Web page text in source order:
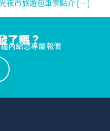
夜市旅遊包車景點介 […]
了嗎？
內給您專屬報價